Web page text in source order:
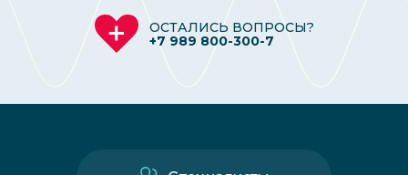
ОСТАЛИСЬ ВОПРОСЫ?
+7 989 800-300-7